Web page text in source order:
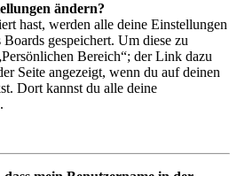
ändern?
hast, werden alle deine Einstellungen
gespeichert. Um diese zu
Bereich“; der Link dazu
Seite angezeigt, wenn du auf deinen
Dort kannst du alle deine